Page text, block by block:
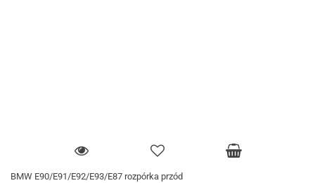
BMW E90/E91/E92/E93/E87 rozpórka przód